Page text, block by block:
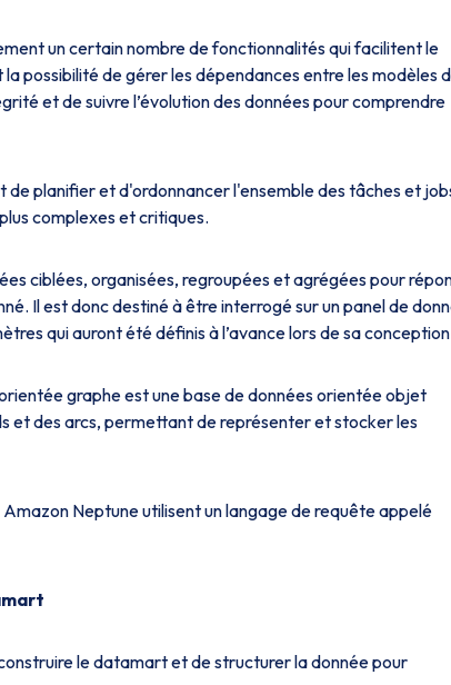
un certain nombre de fonctionnalités qui facilitent le
possibilité de gérer les dépendances entre les modèles
et de suivre l’évolution des données pour comprendre
de planifier et d'ordonnancer l'ensemble des tâches et
complexes et critiques.
ciblées, organisées, regroupées et agrégées pour
Il est donc destiné à être interrogé sur un panel de
qui auront été définis à l’avance lors de sa
graphe est une base de données orientée objet
et des arcs, permettant de représenter et stocker les
Neptune utilisent un langage de requête appelé
le datamart et de structurer la donnée pour